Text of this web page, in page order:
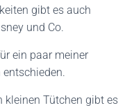
gibt es auch
und Co.
ein paar meiner
kleinen Tütchen gibt es